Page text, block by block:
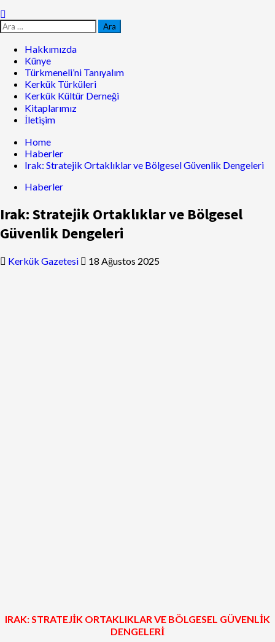
Hakkımızda
Künye
Türkmeneli’ni Tanıyalım
Kerkük Türküleri
Kerkük Kültür Derneği
Kitaplarımız
İletişim
Home
Haberler
Irak: Stratejik Ortaklıklar ve Bölgesel Güvenlik Dengeleri
Haberler
Irak: Stratejik Ortaklıklar ve Bölgesel
Güvenlik Dengeleri
Kerkük Gazetesi 18 Ağustos 2025
IRAK: STRATEJİK ORTAKLIKLAR VE BÖLGESEL GÜVENLİK
DENGELERİ